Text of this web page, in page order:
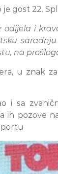
gost 22.
i
na
u znak
sa
ih